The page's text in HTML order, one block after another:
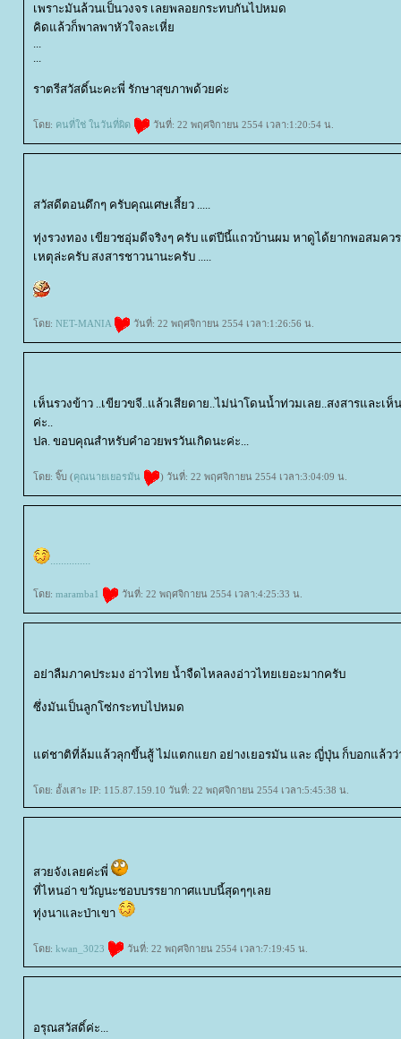
เพราะมันล้วนเป็นวงจร เลยพลอยกระทบกันไปหมด
คิดแล้วก็พาลพาหัวใจละเหี่
ราตรีสวัสดิ์นะคะพี่ รักษาสุขภาพด้วยค่ะ
ดย: คนที่ใช่ ในวันที่ผิด วันที่: 22 พฤศจิกายน 2554 เวลา:1:20:54 น.
สวัสดีตอนดึกๆ ครับคุณเศษเสี้ยว .....
ทุ่งรวงทอง เขียวชอุ่มดีจริงๆ ครับ แต่ปีนี้แถวบ้านผม หาดูได้ยากพอสมคว
เหตุล่ะครับ สงสารชาวนานะครับ .....
ดย: NET-MANIA วันที่: 22 พฤศจิกายน 2554 เวลา:1:26:56 น.
เห็นรวงข้าว ..เขียวขจี..แล้วเสียดาย..ไม่น่าโดนน้ำท่วมเลย..สงสารและเ
ค่ะ..
ปล. ขอบคุณสำหรับคำอวยพรวันเกิดนะค่ะ...
ดย: จิ๊บ (คุณนายเยอรมัน ) วันที่: 22 พฤศจิกายน 2554 เวลา:3:04:09 น.
ดย: maramba1 วันที่: 22 พฤศจิกายน 2554 เวลา:4:25:33 น.
อย่าลืมภาคประมง อ่าวไทย น้ำจืดไหลลงอ่าวไทยเยอะมากครับ
ซึ่งมันเป็นลูกโซ่กระทบไปหมด
ต่ชาติที่ล้มแล้วลุกขึ้นสู้ ไม่แตกแยก อย่างเยอรมัน และ ญี่ปุ่น ก็บอกแล้วว่
ดย: อั้งเสาะ IP: 115.87.159.10 วันที่: 22 พฤศจิกายน 2554 เวลา:5:45:38 น.
สวยจังเลยค่ะพี่
ที่ไหนอ่า ขวัญนะชอบบรรยากาศแบบนี้สุดๆๆเล
ทุ่งนาและป่าเขา
ดย: kwan_3023 วันที่: 22 พฤศจิกายน 2554 เวลา:7:19:45 น.
อรุณสวัสดิ์ค่ะ...